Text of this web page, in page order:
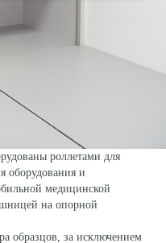
роллетами для
оборудования и
медицинской
на опорной